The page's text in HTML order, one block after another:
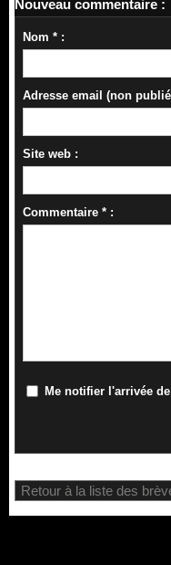
Nouveau commentaire :
Nom * :
Adresse email (non
Site web :
Commentaire * :
Me notifier l'arrivée
Retour à la liste des